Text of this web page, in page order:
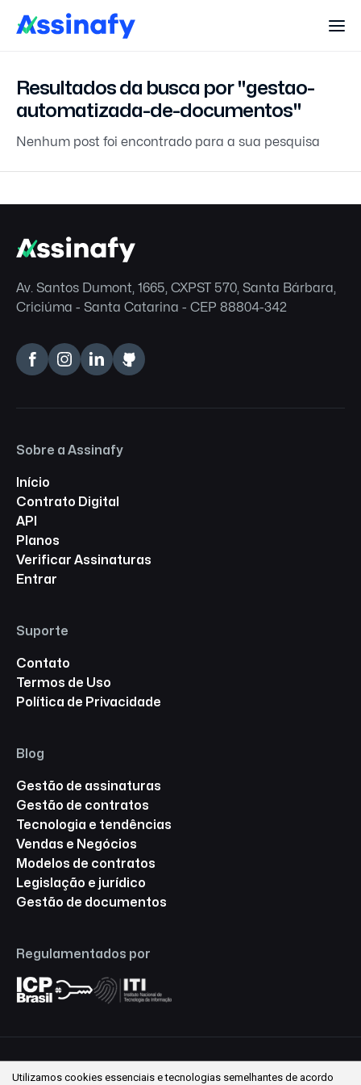
Resultados da busca por "gestao-
automatizada-de-documentos"
Nenhum post foi encontrado para a sua pesquisa
Av. Santos Dumont, 1665, CXPST 570, Santa Bárbara,
Criciúma - Santa Catarina - CEP 88804-342
Sobre a Assinafy
Início
Contrato Digital
API
Planos
Verificar Assinaturas
Entrar
Suporte
Contato
Termos de Uso
Política de Privacidade
Blog
Gestão de assinaturas
Gestão de contratos
Tecnologia e tendências
Vendas e Negócios
Modelos de contratos
Legislação e jurídico
Gestão de documentos
Regulamentados por
© 2026 Assinafy ® Todos os direitos reservados.
Utilizamos cookies essenciais e tecnologias semelhantes de acordo